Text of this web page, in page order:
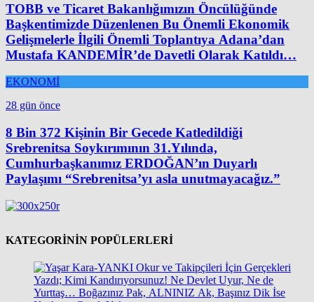
TOBB ve Ticaret Bakanlığımızın Öncülüğünde
Başkentimizde Düzenlenen Bu Önemli Ekonomik
Gelişmelerle İlgili Önemli Toplantıya Adana’dan
Mustafa KANDEMİR’de Davetli Olarak Katıldı…
EKONOMİ
28 gün önce
8 Bin 372 Kişinin Bir Gecede Katledildiği
Srebrenitsa Soykırımının 31.Yılında,
Cumhurbaşkanımız ERDOĞAN’ın Duyarlı
Paylaşımı “Srebrenitsa’yı asla unutmayacağız.”
KATEGORİNİN POPÜLERLERİ